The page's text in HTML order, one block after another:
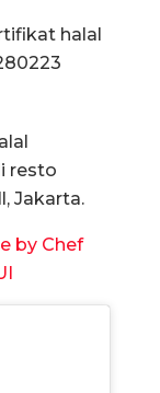
halal
resto
Jakarta.
by Chef